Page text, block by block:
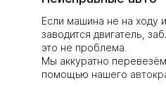
Если машина не на ходу
заводится двигатель,
это не проблема.
Мы аккуратно
помощью нашего